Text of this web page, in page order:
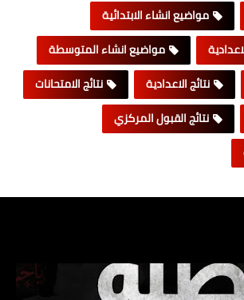
مواضيع انشاء الابتدائية
مواضيع انشاء المتوسطة
نتائج الاعدادية
نتائج الامتحانات
نتائج القبول المركزي